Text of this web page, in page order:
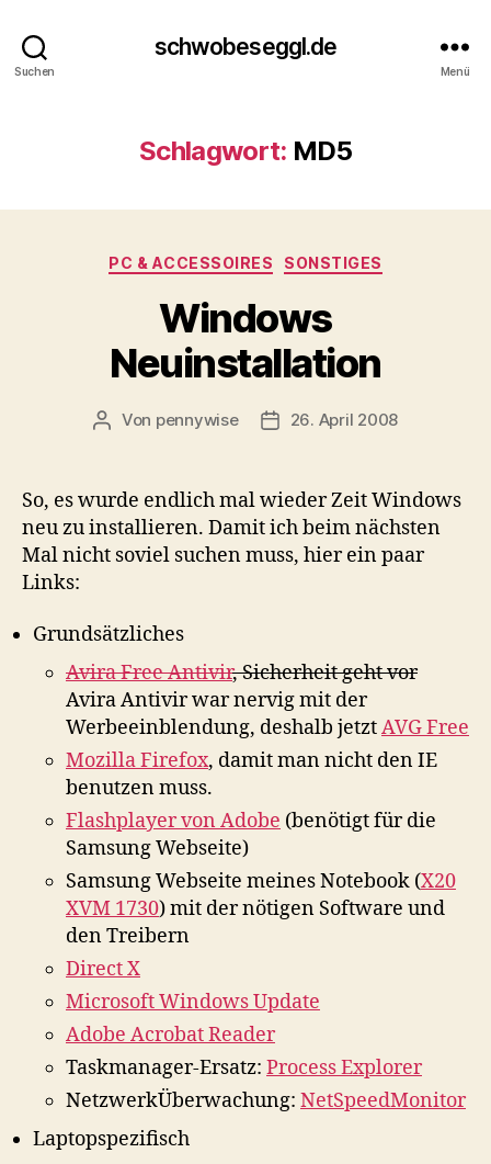
Suchen
schwobeseggl.de
Menü
Schlagwort: MD5
Kategorien
PC & ACCESSOIRES SONSTIGES
Windows
Neuinstallation
Beitragsautor
Von pennywise Veröffentlichungsdatum
26. April 2008
So, es wurde endlich mal wieder Zeit Windows
neu zu installieren. Damit ich beim nächsten
Mal nicht soviel suchen muss, hier ein paar
Links:
Grundsätzliches
Avira Free Antivir, Sicherheit geht vor
Avira Antivir war nervig mit der
Werbeeinblendung, deshalb jetztAVG Free
Mozilla Firefox, damit man nicht den IE
benutzen muss.
Flashplayer von Adobe (benötigt für die
Samsung Webseite)
Samsung Webseite meines Notebook (X20
XVM 1730) mit der nötigen Software und
den Treibern
Direct X
Microsoft Windows Update
Adobe Acrobat Reader
Taskmanager-Ersatz: Process Explorer
NetzwerkÜberwachung: NetSpeedMonitor
Laptopspezifisch